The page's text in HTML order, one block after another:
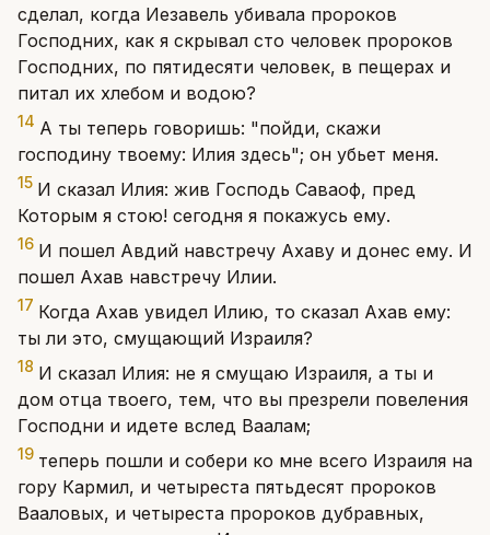
сделал, когда Иезавель убивала пророков
Господних, как я скрывал сто человек пророков
Господних, по пятидесяти человек, в пещерах и
питал их хлебом и водою?
14 А ты теперь говоришь: "пойди, скажи
господину твоему: Илия здесь"; он убьет меня.
15 И сказал Илия: жив Господь Саваоф, пред
Которым я стою! сегодня я покажусь ему.
16 И пошел Авдий навстречу Ахаву и донес ему. И
пошел Ахав навстречу Илии.
17 Когда Ахав увидел Илию, то сказал Ахав ему:
ты ли это, смущающий Израиля?
18 И сказал Илия: не я смущаю Израиля, а ты и
дом отца твоего, тем, что вы презрели повеления
Господни и идете вслед Ваалам;
19 теперь пошли и собери ко мне всего Израиля на
гору Кармил, и четыреста пятьдесят пророков
Вааловых, и четыреста пророков дубравных,